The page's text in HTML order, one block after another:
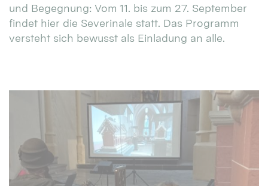
und Begegnung: Vom 11. bis zum 27. September
findet hier die Severinale statt. Das Programm
versteht sich bewusst als Einladung an alle.